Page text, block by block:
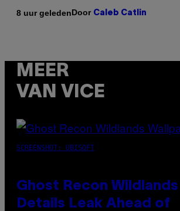
8 uur geledenDoor Caleb Catlin
MEER
VAN VICE
SCREENSHOT: UBISOFT
Ghost Recon
Details Leak Ahead of